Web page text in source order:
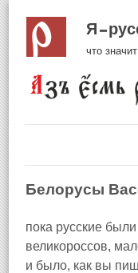
Я
что
Белорусы
пока русские
великороссов,
и было, как вы